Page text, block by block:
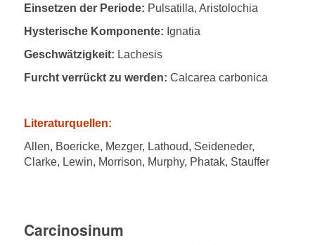
Einsetzen der Periode: Pulsatilla, Aristolochia
Hysterische Komponente: Ignatia
Geschwätzigkeit: Lachesis
Furcht verrückt zu werden: Calcarea carbonica
Literaturquellen:
Allen, Boericke, Mezger, Lathoud, Seideneder,
Clarke, Lewin, Morrison, Murphy, Phatak, Stauffer
Carcinosinum